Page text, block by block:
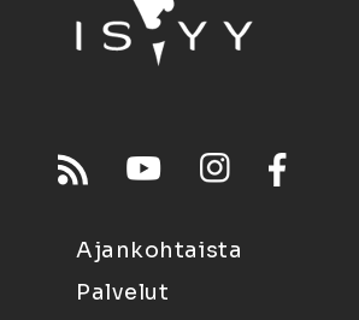
Ajankohtaista
Palvelut